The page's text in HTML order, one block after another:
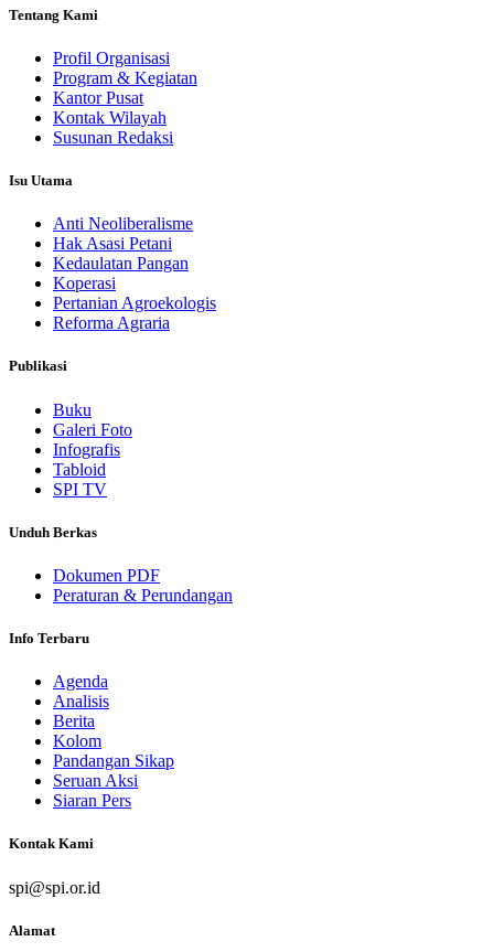
Tentang Kami
Profil Organisasi
Program & Kegiatan
Kantor Pusat
Kontak Wilayah
Susunan Redaksi
Isu Utama
Anti Neoliberalisme
Hak Asasi Petani
Kedaulatan Pangan
Koperasi
Pertanian Agroekologis
Reforma Agraria
Publikasi
Buku
Galeri Foto
Infografis
Tabloid
SPI TV
Unduh Berkas
Dokumen PDF
Peraturan & Perundangan
Info Terbaru
Agenda
Analisis
Berita
Kolom
Pandangan Sikap
Seruan Aksi
Siaran Pers
Kontak Kami
spi@spi.or.id
Alamat